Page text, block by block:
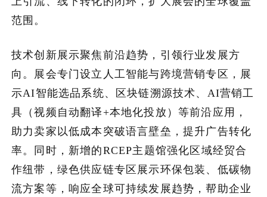
范围。
技术创新展示聚焦前沿趋势，引领行业发展方
向。展会专门设立人工智能与跨境营销专区，展
示AI智能选品系统、区块链溯源技术、AI营销工
具（视频自动翻译+本地化投放）等前沿应用，
助力卖家以低成本突破语言壁垒，提升广告转化
率。同时，新增的RCEP主题馆强化区域经贸合
作纽带，绿色供应链专区展示环保包装、低碳物
流方案等，响应全球可持续发展趋势，帮助企业